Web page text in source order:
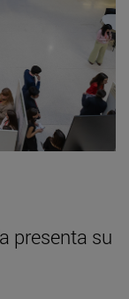
presenta su